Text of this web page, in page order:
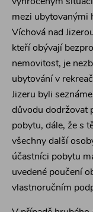
mezi ubytovanými
Víchová nad
kteří obývají
nemovitost, je
ubytování v
Jizeru byli
důvodu dodržovat
pobytu, dále, že s
všechny další
účastníci pobytu
uvedené poučení
vlastnoručním